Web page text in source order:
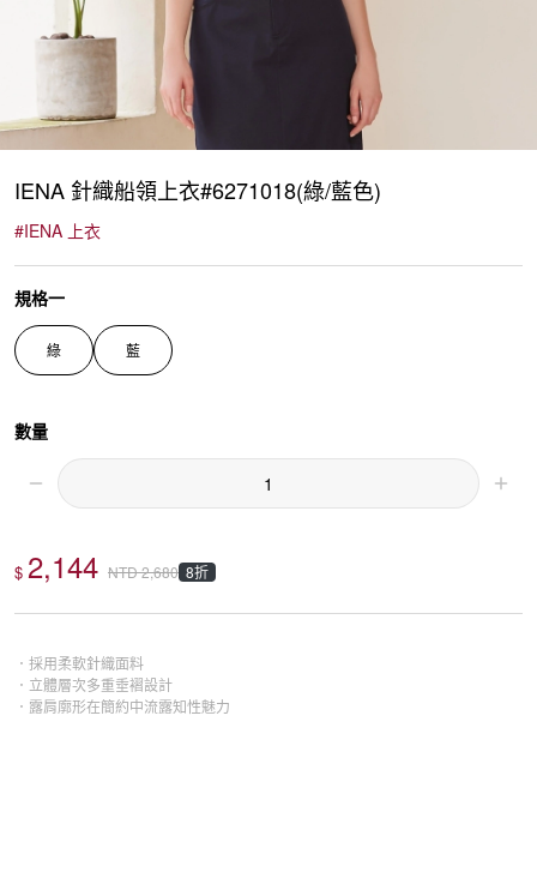
IENA 針織船領上衣#6271018(綠/藍色)
#IENA 上衣
規格一
綠 藍
數量
$ 2,144 NTD2,680 8折
．採用柔軟針織面料
．立體層次多重垂褶設計
．露肩廓形在簡約中流露知性魅力